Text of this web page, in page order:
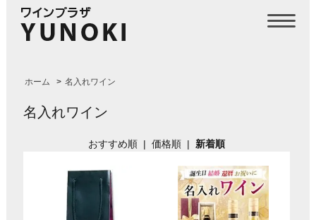
ホーム > 名入れワイン
名入れワイン
おすすめ順 |価格順 | 新着順